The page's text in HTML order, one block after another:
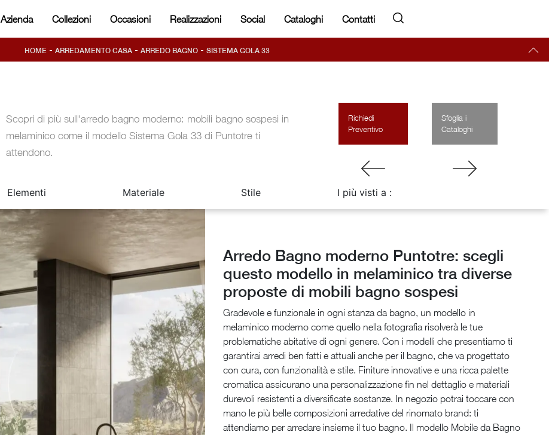
Azienda Collezioni Occasioni Realizzazioni Social Cataloghi Contatti
HOME - ARREDAMENTO CASA - ARREDO BAGNO - SISTEMA GOLA 33
Scopri di più sull'arredo bagno moderno: mobili bagno sospesi in
melaminico come il modello Sistema Gola 33 di Puntotre ti
attendono.
Richiedi
Preventivo
Sfoglia i
Cataloghi
Elementi Materiale Stile I più visti a :
Arredo Bagno moderno Puntotre: scegli
questo modello in melaminico tra diverse
proposte di mobili bagno sospesi
Gradevole e funzionale in ogni stanza da bagno, un modello in
melaminico moderno come quello nella fotografia risolverà le tue
problematiche abitative di ogni genere. Con i modelli che presentiamo ti
garantirai arredi ben fatti e attuali anche per il bagno, che va progettato
con cura, con funzionalità e stile. Finiture innovative e una ricca palette
cromatica assicurano una personalizzazione fin nel dettaglio e materiali
durevoli resistenti a diversificate sostanze. In negozio potrai toccare con
mano le più belle composizioni arredative del rinomato brand: ti
attendiamo per arredare insieme il tuo bagno. Il modello Mobile da Bagno